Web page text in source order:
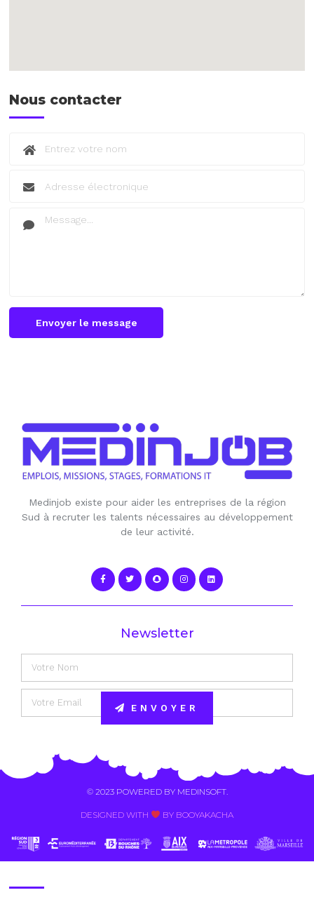
Nous contacter
Envoyer le message
Medinjob existe pour aider les entreprises de la région
Sud à recruter les talents nécessaires au développement
de leur activité.
Newsletter
ENVOYER
© 2023 POWERED BY MEDINSOFT.
DESIGNED WITH BY BOOYAKACHA​